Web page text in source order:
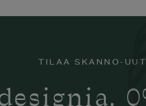
TILAA SKANNO-